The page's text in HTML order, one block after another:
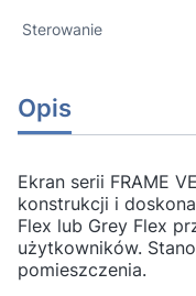
Sterowanie
Opis
Ekran serii FRAME
konstrukcji i
Flex lub Grey Flex
użytkowników.
pomieszczenia.